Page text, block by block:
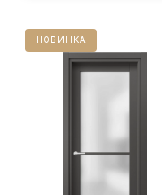
НОВИНКА